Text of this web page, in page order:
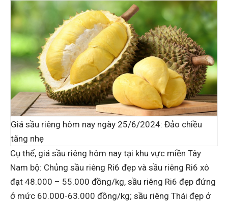
Giá sầu riêng hôm nay ngày 25/6/2024: Đảo chiều
tăng nhẹ
Cụ thể, giá sầu riêng hôm nay tại khu vực miền Tây
Nam bộ: Chủng sầu riêng Ri6 đẹp và sầu riêng Ri6 xô
đạt 48.000 – 55.000 đồng/kg, sầu riêng Ri6 đẹp đứng
ở mức 60.000-63.000 đồng/kg; sầu riêng Thái đẹp ở